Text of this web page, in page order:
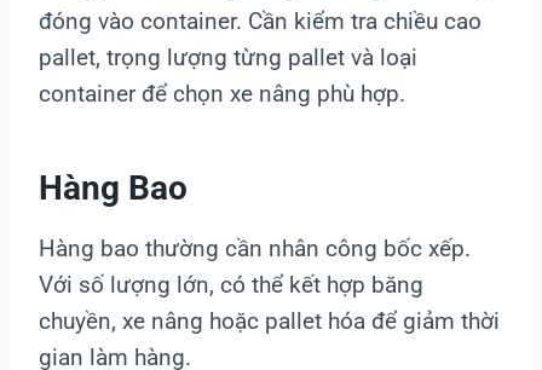
đóng vào container. Cần kiểm tra chiều cao
pallet, trọng lượng từng pallet và loại
container để chọn xe nâng phù hợp.
Hàng Bao
Hàng bao thường cần nhân công bốc xếp.
Với số lượng lớn, có thể kết hợp băng
chuyền, xe nâng hoặc pallet hóa để giảm thời
gian làm hàng.